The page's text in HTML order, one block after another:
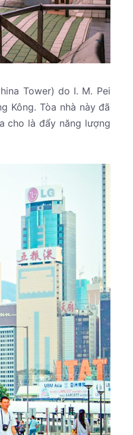
Tower) do I. M. Pei
Kông. Tòa nhà này đã
cho là đẩy năng lượng